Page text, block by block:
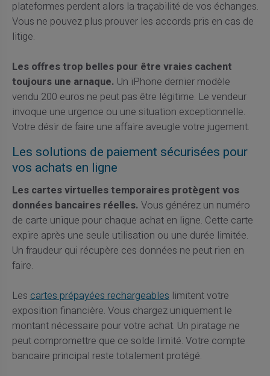
plateformes perdent alors la traçabilité de vos échanges.
Vous ne pouvez plus prouver les accords pris en cas de
litige.
Les offres trop belles pour être vraies cachent
toujours une arnaque. Un iPhone dernier modèle
vendu 200 euros ne peut pas être légitime. Le vendeur
invoque une urgence ou une situation exceptionnelle.
Votre désir de faire une affaire aveugle votre jugement.
Les solutions de paiement sécurisées pour
vos achats en ligne
Les cartes virtuelles temporaires protègent vos
données bancaires réelles. Vous générez un numéro
de carte unique pour chaque achat en ligne. Cette carte
expire après une seule utilisation ou une durée limitée.
Un fraudeur qui récupère ces données ne peut rien en
faire.
Les cartes prépayées rechargeables limitent votre
exposition financière. Vous chargez uniquement le
montant nécessaire pour votre achat. Un piratage ne
peut compromettre que ce solde limité. Votre compte
bancaire principal reste totalement protégé.